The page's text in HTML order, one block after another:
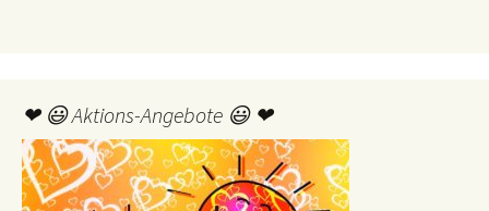
❤ 😃 Aktions-Angebote 😃 ❤